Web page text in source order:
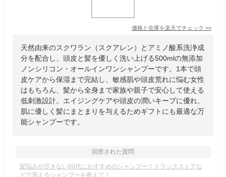
価格と在庫を楽天でチェック >>
天然由来のスクワラン（スクアレン）とアミノ酸系洗浄成
分を配合し、頭皮と髪を優しく洗い上げる500mlの無添加
ノンシリコン・オールインワンシャンプーです。1本で頭
皮ケアから保湿まで完結し、敏感肌や頭皮荒れに悩む女性
はもちろん、髪から全身まで家族や親子で安心して使える
低刺激設計。エイジングケアや頭皮の潤いキープに優れ、
肌に優しく髪にまとまりを与えるためギフトにも最適な万
能シャンプーです。
回答された質問
髪悩みが尽きない60代におすすめのシャンプー！ドラックストアな
どで買えるシャンプーを教えて！